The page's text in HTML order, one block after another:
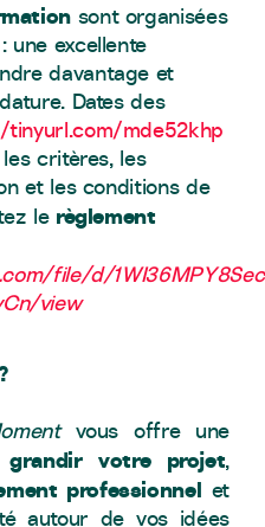
sont organisées
une excellente
davantage et
Dates des
mde52khp
critères, les
et les conditions de
le règlement
file/d/
view
vous offre une
grandir votre projet,
professionnel et
autour de vos idées